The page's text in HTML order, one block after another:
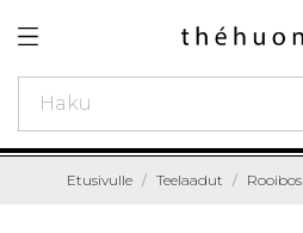
Etusivulle Teelaadut Rooibos